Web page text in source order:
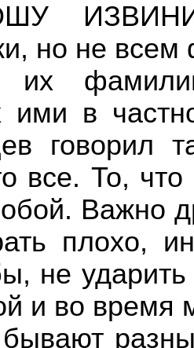
но не всем
их
ими в
говорил
все. То,
Важно
плохо,
не
и во время